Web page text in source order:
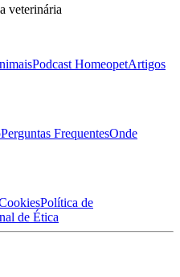
veterinária
Podcast HomeopetArtigos
Perguntas FrequentesOnde
Política de
de Ética